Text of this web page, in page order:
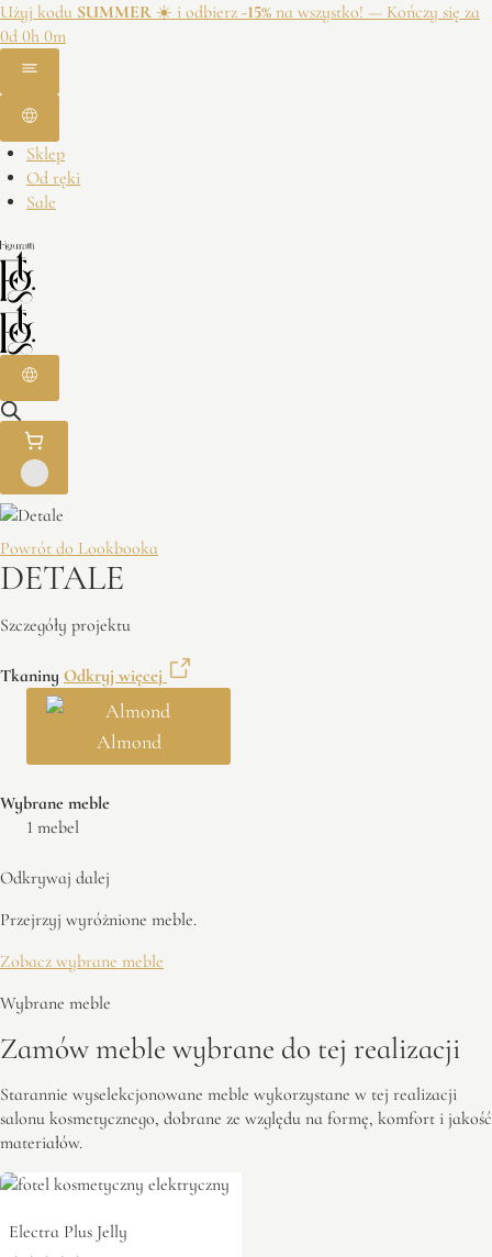
Użyj kodu SUMMER ☀️ i odbierz -15% na wszystko! — Kończy się za
0d 0h 0m
Sklep
Od ręki
Sale
Powrót do Lookbooka
DETALE
Szczegóły projektu
Tkaniny Odkryj więcej
Almond
Wybrane meble
1 mebel
Odkrywaj dalej
Przejrzyj wyróżnione meble.
Zobacz wybrane meble
Wybrane meble
Zamów meble wybrane do tej realizacji
Starannie wyselekcjonowane meble wykorzystane w tej realizacji
salonu kosmetycznego, dobrane ze względu na formę, komfort i jakość
materiałów.
Electra Plus Jelly